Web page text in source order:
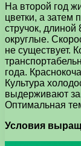
На второй год
цветки, а затем
стручок,
округлые.
не существует.
года.
Культура
выдерживают
Оптимальная
Условия